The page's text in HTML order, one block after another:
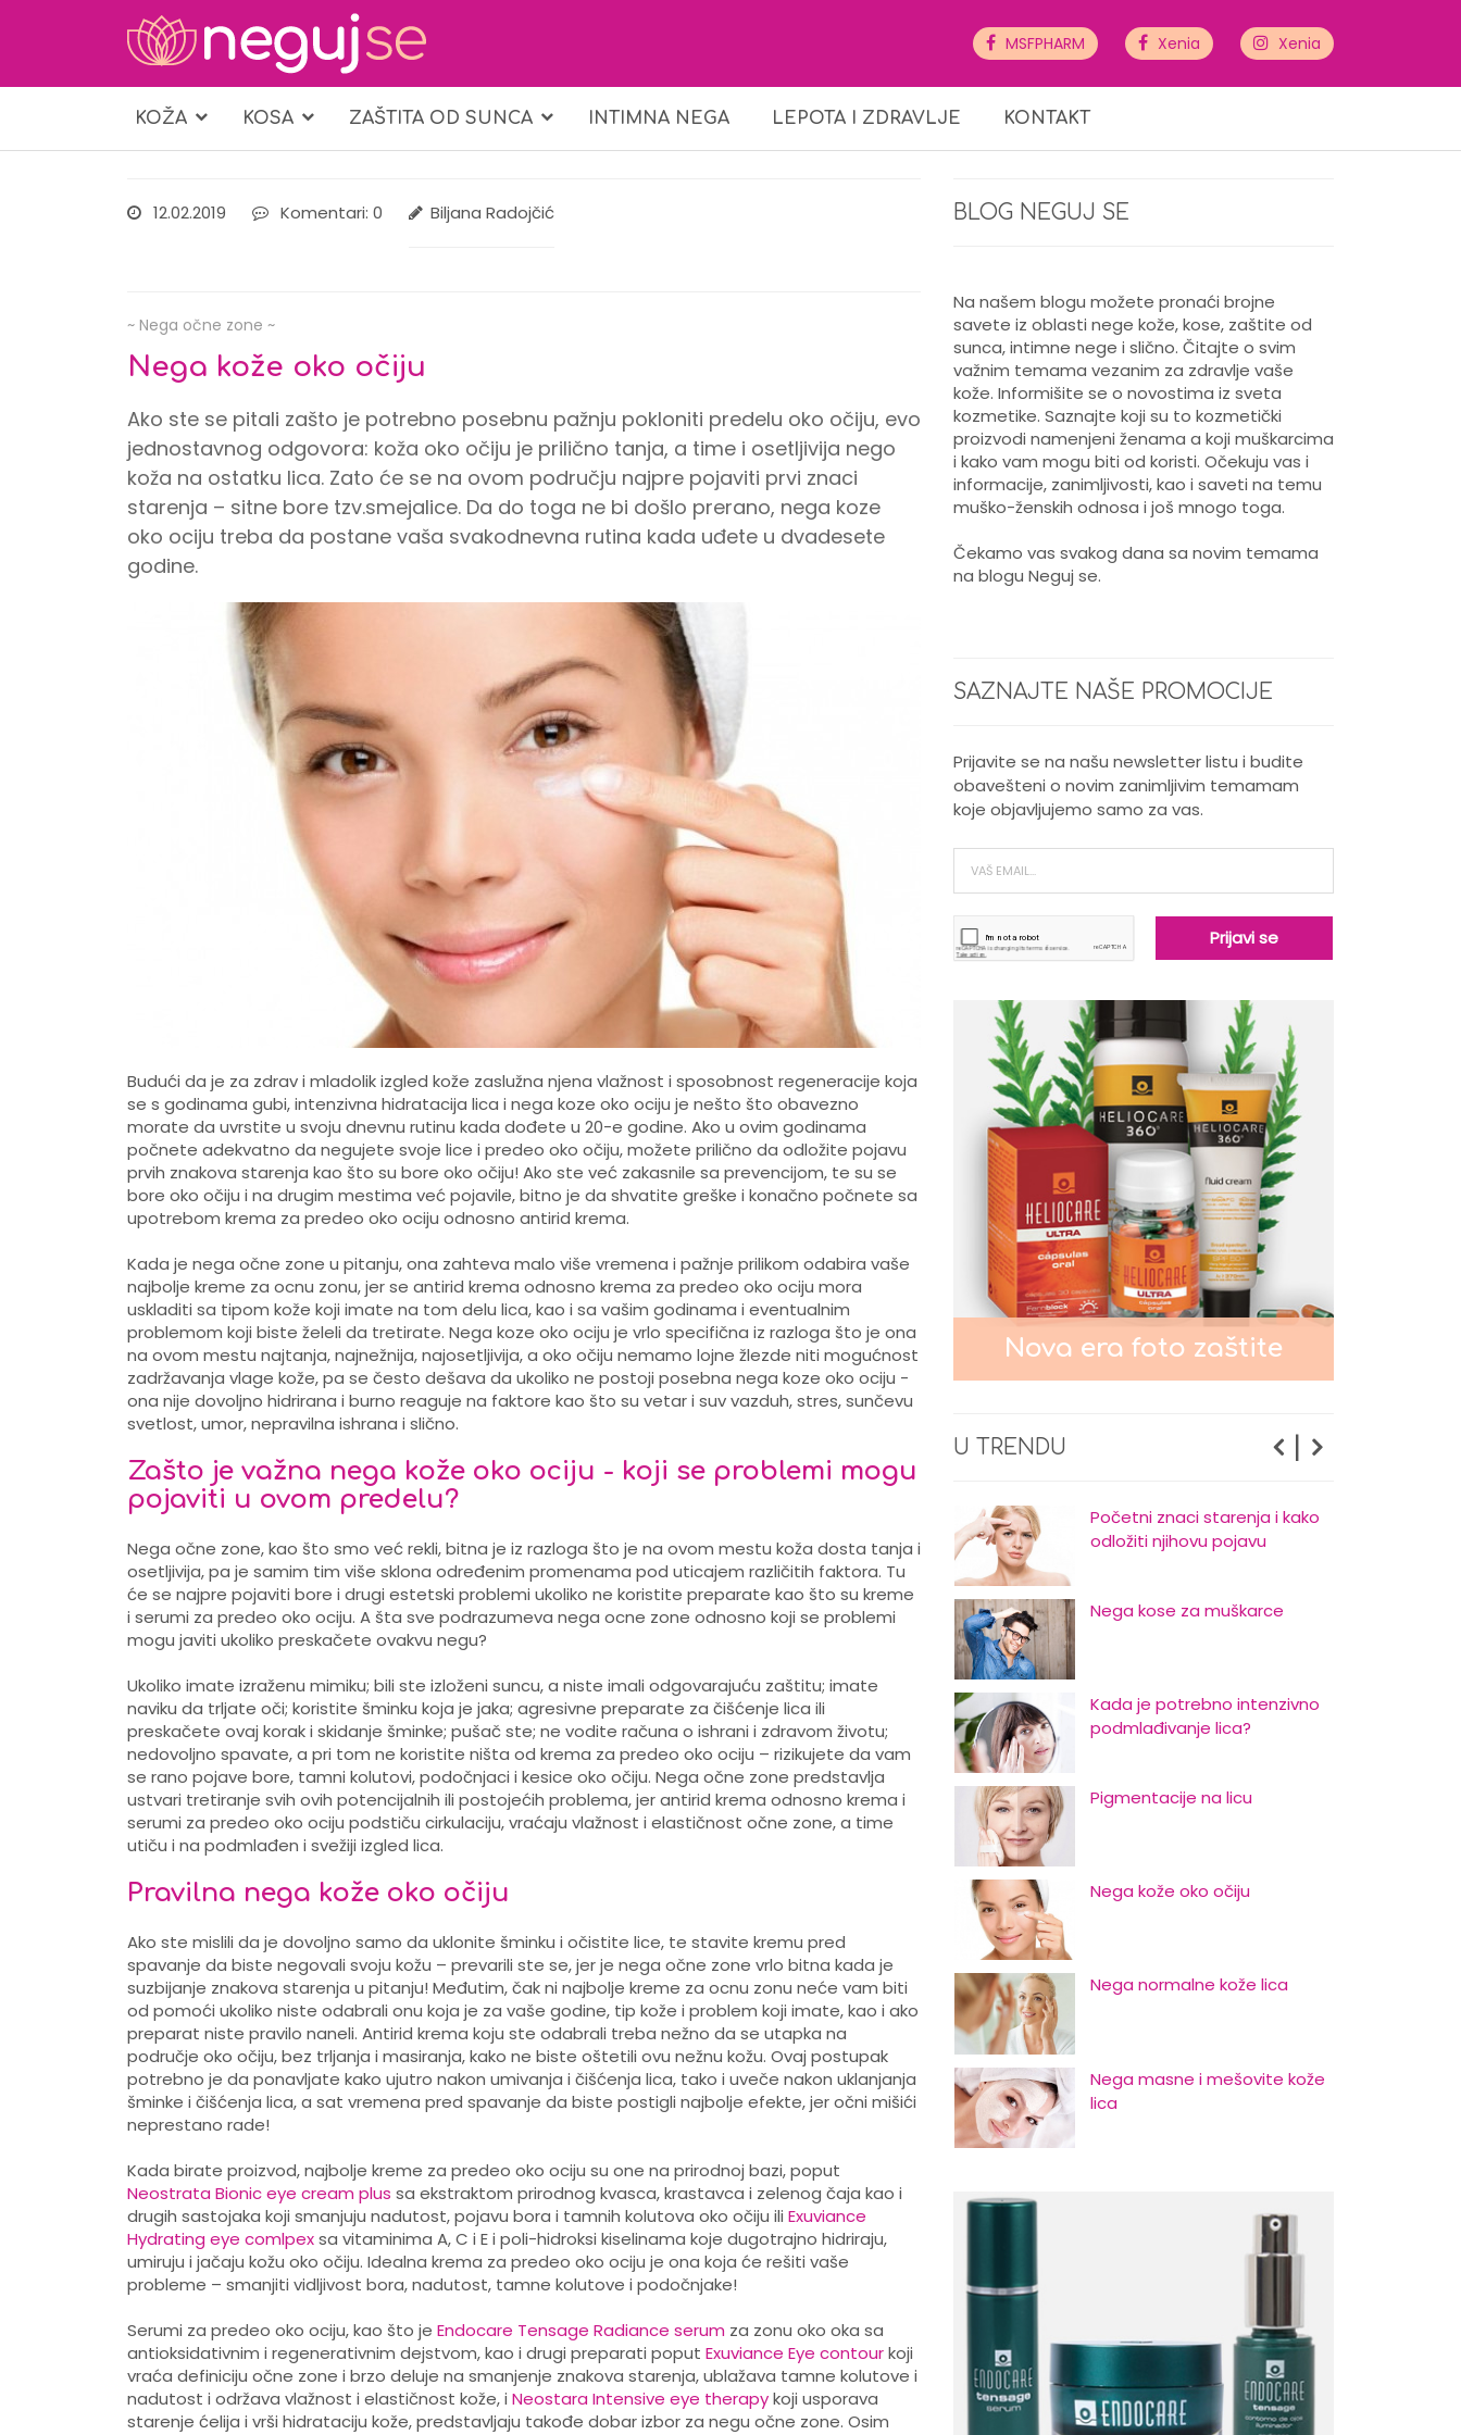
MSFPHARM Xenia Xenia
KOŽA KOSA ZAŠTITA OD SUNCA INTIMNA NEGA LEPOTA I ZDRAVLJE KONTAKT
12.02.2019 Komentari: 0 Biljana Radojčić
~ Nega očne zone ~
Nega kože oko očiju
Ako ste se pitali zašto je potrebno posebnu pažnju pokloniti predelu oko očiju, evo
jednostavnog odgovora: koža oko očiju je prilično tanja, a time i osetljivija nego
koža na ostatku lica. Zato će se na ovom području najpre pojaviti prvi znaci
starenja – sitne bore tzv.smejalice. Da do toga ne bi došlo prerano, nega koze
oko ociju treba da postane vaša svakodnevna rutina kada uđete u dvadesete
godine.
Budući da je za zdrav i mladolik izgled kože zaslužna njena vlažnost i sposobnost regeneracije koja
se s godinama gubi, intenzivna hidratacija lica i nega koze oko ociju je nešto što obavezno
morate da uvrstite u svoju dnevnu rutinu kada dođete u 20-e godine. Ako u ovim godinama
počnete adekvatno da negujete svoje lice i predeo oko očiju, možete prilično da odložite pojavu
prvih znakova starenja kao što su bore oko očiju! Ako ste već zakasnile sa prevencijom, te su se
bore oko očiju i na drugim mestima već pojavile, bitno je da shvatite greške i konačno počnete sa
upotrebom krema za predeo oko ociju odnosno antirid krema.
Kada je nega očne zone u pitanju, ona zahteva malo više vremena i pažnje prilikom odabira vaše
najbolje kreme za ocnu zonu, jer se antirid krema odnosno krema za predeo oko ociju mora
uskladiti sa tipom kože koji imate na tom delu lica, kao i sa vašim godinama i eventualnim
problemom koji biste želeli da tretirate. Nega koze oko ociju je vrlo specifična iz razloga što je ona
na ovom mestu najtanja, najnežnija, najosetljivija, a oko očiju nemamo lojne žlezde niti mogućnost
zadržavanja vlage kože, pa se često dešava da ukoliko ne postoji posebna nega koze oko ociju -
ona nije dovoljno hidrirana i burno reaguje na faktore kao što su vetar i suv vazduh, stres, sunčevu
svetlost, umor, nepravilna ishrana i slično.
Zašto je važna nega kože oko ociju - koji se problemi mogu
pojaviti u ovom predelu?
Nega očne zone, kao što smo već rekli, bitna je iz razloga što je na ovom mestu koža dosta tanja i
osetljivija, pa je samim tim više sklona određenim promenama pod uticajem različitih faktora. Tu
će se najpre pojaviti bore i drugi estetski problemi ukoliko ne koristite preparate kao što su kreme
i serumi za predeo oko ociju. A šta sve podrazumeva nega ocne zone odnosno koji se problemi
mogu javiti ukoliko preskačete ovakvu negu?
Ukoliko imate izraženu mimiku; bili ste izloženi suncu, a niste imali odgovarajuću zaštitu; imate
naviku da trljate oči; koristite šminku koja je jaka; agresivne preparate za čišćenje lica ili
preskačete ovaj korak i skidanje šminke; pušač ste; ne vodite računa o ishrani i zdravom životu;
nedovoljno spavate, a pri tom ne koristite ništa od krema za predeo oko ociju – rizikujete da vam
se rano pojave bore, tamni kolutovi, podočnjaci i kesice oko očiju. Nega očne zone predstavlja
ustvari tretiranje svih ovih potencijalnih ili postojećih problema, jer antirid krema odnosno krema i
serumi za predeo oko ociju podstiču cirkulaciju, vraćaju vlažnost i elastičnost očne zone, a time
utiču i na podmlađen i svežiji izgled lica.
Pravilna nega kože oko očiju
Ako ste mislili da je dovoljno samo da uklonite šminku i očistite lice, te stavite kremu pred
spavanje da biste negovali svoju kožu – prevarili ste se, jer je nega očne zone vrlo bitna kada je
suzbijanje znakova starenja u pitanju! Međutim, čak ni najbolje kreme za ocnu zonu neće vam biti
od pomoći ukoliko niste odabrali onu koja je za vaše godine, tip kože i problem koji imate, kao i ako
preparat niste pravilo naneli. Antirid krema koju ste odabrali treba nežno da se utapka na
područje oko očiju, bez trljanja i masiranja, kako ne biste oštetili ovu nežnu kožu. Ovaj postupak
potrebno je da ponavljate kako ujutro nakon umivanja i čišćenja lica, tako i uveče nakon uklanjanja
šminke i čišćenja lica, a sat vremena pred spavanje da biste postigli najbolje efekte, jer očni mišići
neprestano rade!
Kada birate proizvod, najbolje kreme za predeo oko ociju su one na prirodnoj bazi, poput
Neostrata Bionic eye cream plus sa ekstraktom prirodnog kvasca, krastavca i zelenog čaja kao i
drugih sastojaka koji smanjuju nadutost, pojavu bora i tamnih kolutova oko očiju ili Exuviance
Hydrating eye comlpexsa vitaminima A, C i E i poli-hidroksi kiselinama koje dugotrajno hidriraju,
umiruju i jačaju kožu oko očiju. Idealna krema za predeo oko ociju je ona koja će rešiti vaše
probleme – smanjiti vidljivost bora, nadutost, tamne kolutove i podočnjake!
Serumi za predeo oko ociju, kao što je Endocare Tensage Radiance serum za zonu oko oka sa
antioksidativnim i regenerativnim dejstvom, kao i drugi preparati poput Exuviance Eye contourkoji
vraća definiciju očne zone i brzo deluje na smanjenje znakova starenja, ublažava tamne kolutove i
nadutost i održava vlažnost i elastičnost kože, i Neostara Intensive eye therapykoji usporava
starenje ćelija i vrši hidrataciju kože, predstavljaju takođe dobar izbor za negu očne zone. Osim
BLOG NEGUJ SE
Na našem blogu možete pronaći brojne
savete iz oblasti nege kože, kose, zaštite od
sunca, intimne nege i slično. Čitajte o svim
važnim temama vezanim za zdravlje vaše
kože. Informišite se o novostima iz sveta
kozmetike. Saznajte koji su to kozmetički
proizvodi namenjeni ženama a koji muškarcima
i kako vam mogu biti od koristi. Očekuju vas i
informacije, zanimljivosti, kao i saveti na temu
muško-ženskih odnosa i još mnogo toga.
Čekamo vas svakog dana sa novim temama
na blogu Neguj se.
SAZNAJTE NAŠE PROMOCIJE
Prijavite se na našu newsletter listu i budite
obavešteni o novim zanimljivim temamam
koje objavljujemo samo za vas.
Nova era foto zaštite
U TRENDU |
Kada je potrebno intenzivno
Pigmentacije na licu
Nega kože oko očiju
Nega normalne kože lica
lica
Početni znaci starenja i kako
odložiti njihovu pojavu
Nega kose za muškarce
Kada je potrebno intenzivno
podmlađivanje lica?
Pigmentacije na licu
Nega kože oko očiju
Nega normalne kože lica
Nega masne i mešovite kože
lica
Nega kose za muškarce